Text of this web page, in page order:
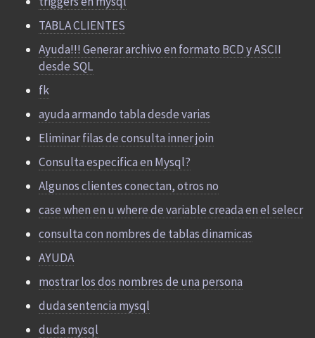
TABLA CLIENTES
Ayuda!!! Generar archivo en formato BCD y ASCII
desde SQL
fk
ayuda armando tabla desde varias
Eliminar filas de consulta inner join
Consulta especifica en Mysql?
Algunos clientes conectan, otros no
case when en u where de variable creada en el selecr
consulta con nombres de tablas dinamicas
AYUDA
mostrar los dos nombres de una persona
duda sentencia mysql
duda mysql